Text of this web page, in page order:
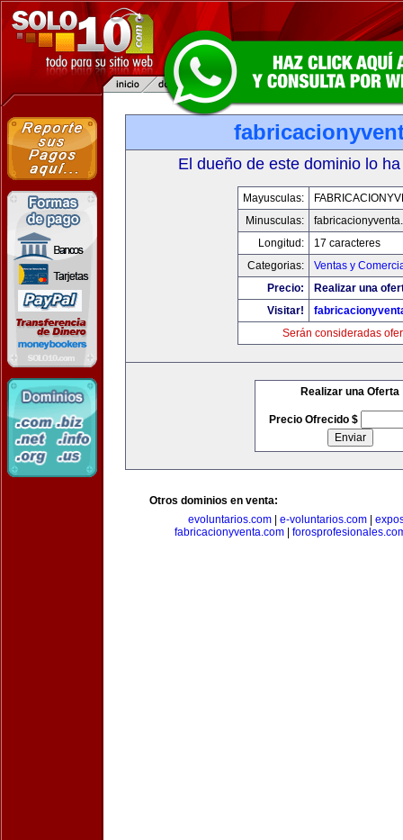
El dueño de este dominio lo
Mayusculas:
Minusculas:
Longitud:
17 caracteres
Categorias:
Ventas y
Precio:
Realizar una
Visitar!
Serán consideradas
Realizar una Oferta
Precio Ofrecido $
Otros dominios en venta:
evoluntarios.com
e-voluntarios.com
fabricacionyventa.com|